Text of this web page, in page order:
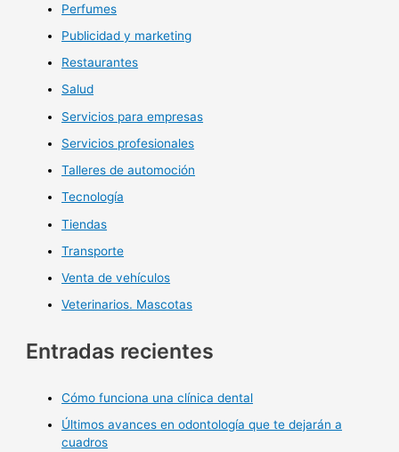
Perfumes
Publicidad y marketing
Restaurantes
Salud
Servicios para empresas
Servicios profesionales
Talleres de automoción
Tecnología
Tiendas
Transporte
Venta de vehículos
Veterinarios. Mascotas
Entradas recientes
Cómo funciona una clínica dental
Últimos avances en odontología que te dejarán a
cuadros